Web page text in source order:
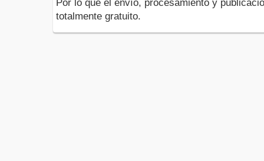
Por lo que el envío, procesamiento y
totalmente gratuito.